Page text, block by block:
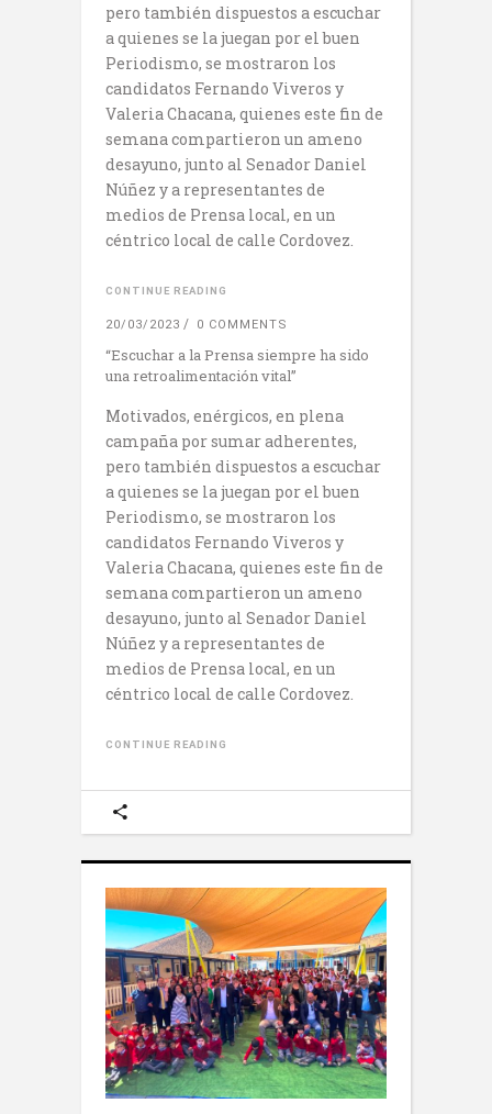
pero también dispuestos a escuchar
a quienes se la juegan por el buen
Periodismo, se mostraron los
candidatos Fernando Viveros y
Valeria Chacana, quienes este fin de
semana compartieron un ameno
desayuno, junto al Senador Daniel
Núñez y a representantes de
medios de Prensa local, en un
céntrico local de calle Cordovez.
CONTINUE READING
20/03/2023 0 COMMENTS
“Escuchar a la Prensa siempre ha sido
una retroalimentación vital”
Motivados, enérgicos, en plena
campaña por sumar adherentes,
pero también dispuestos a escuchar
a quienes se la juegan por el buen
Periodismo, se mostraron los
candidatos Fernando Viveros y
Valeria Chacana, quienes este fin de
semana compartieron un ameno
desayuno, junto al Senador Daniel
Núñez y a representantes de
medios de Prensa local, en un
céntrico local de calle Cordovez.
CONTINUE READING